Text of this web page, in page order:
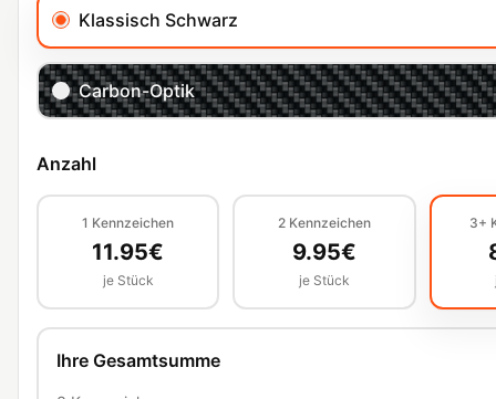
Klassisch Schwarz
Carbon-Optik
Anzahl
1 Kennzeichen
11.95€
je Stück
2 Kennzeichen
9.95€
je Stück
3+
Ihre Gesamtsumme